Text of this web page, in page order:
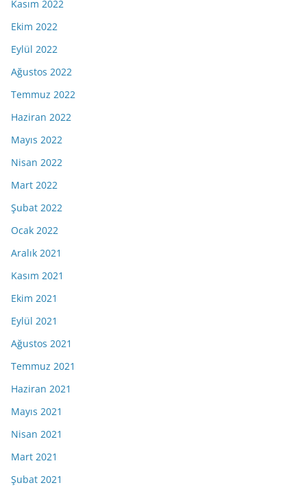
Kasım 2022
Ekim 2022
Eylül 2022
Ağustos 2022
Temmuz 2022
Haziran 2022
Mayıs 2022
Nisan 2022
Mart 2022
Şubat 2022
Ocak 2022
Aralık 2021
Kasım 2021
Ekim 2021
Eylül 2021
Ağustos 2021
Temmuz 2021
Haziran 2021
Mayıs 2021
Nisan 2021
Mart 2021
Şubat 2021